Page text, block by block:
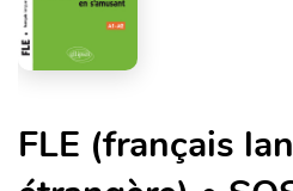
FLE (français